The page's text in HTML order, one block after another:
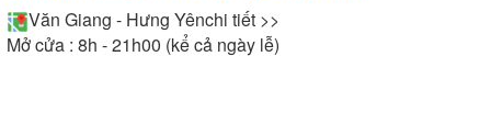
Văn Giang - Hưng Yênchi tiết >>
Mở cửa : 8h - 21h00 (kể cả ngày lễ)